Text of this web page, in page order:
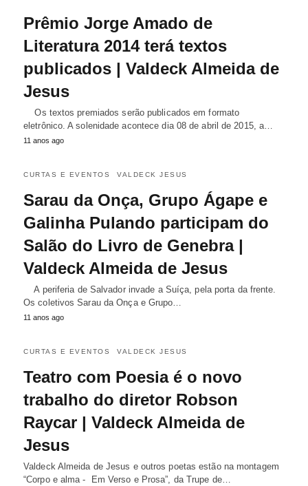
Prêmio Jorge Amado de
Literatura 2014 terá textos
publicados | Valdeck Almeida de
Jesus
Os textos premiados serão publicados em formato
eletrônico. A solenidade acontece dia 08 de abril de 2015, a…
11 anos ago
CURTAS E EVENTOS VALDECK JESUS
Sarau da Onça, Grupo Ágape e
Galinha Pulando participam do
Salão do Livro de Genebra |
Valdeck Almeida de Jesus
A periferia de Salvador invade a Suíça, pela porta da frente.
Os coletivos Sarau da Onça e Grupo…
11 anos ago
CURTAS E EVENTOS VALDECK JESUS
Teatro com Poesia é o novo
trabalho do diretor Robson
Raycar | Valdeck Almeida de
Jesus
Valdeck Almeida de Jesus e outros poetas estão na montagem
“Corpo e alma - Em Verso e Prosa”, da Trupe de…